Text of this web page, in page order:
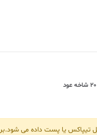
تیپاکس یا پست داده می